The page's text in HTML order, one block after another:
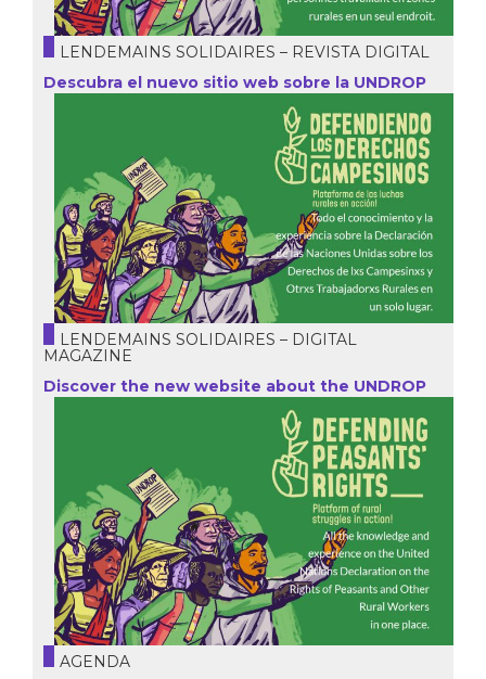
LENDEMAINS SOLIDAIRES – REVISTA DIGITAL
Descubra el nuevo sitio web sobre la UNDROP
LENDEMAINS SOLIDAIRES – DIGITAL
MAGAZINE
Discover the new website about the UNDROP
AGENDA